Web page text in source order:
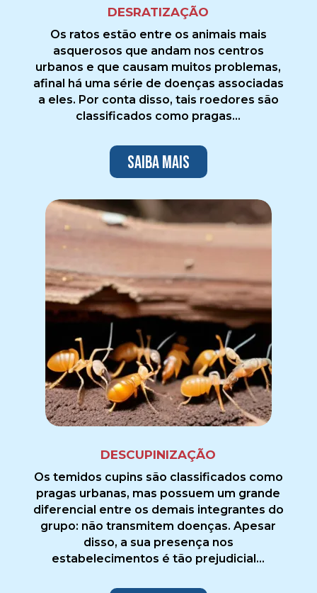
DESRATIZAÇÃO
Os ratos estão entre os animais mais
asquerosos que andam nos centros
urbanos e que causam muitos problemas,
afinal há uma série de doenças associadas
a eles. Por conta disso, tais roedores são
classificados como pragas...
Saiba mais
DESCUPINIZAÇÃO
Os temidos cupins são classificados como
pragas urbanas, mas possuem um grande
diferencial entre os demais integrantes do
grupo: não transmitem doenças. Apesar
disso, a sua presença nos
estabelecimentos é tão prejudicial...